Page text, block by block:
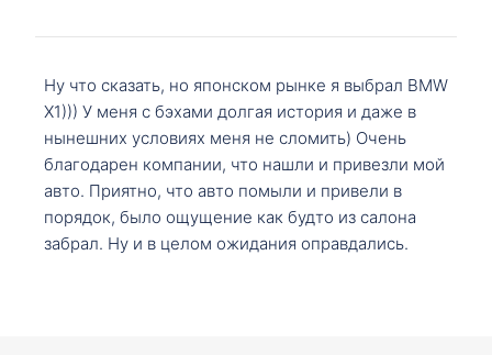
Ну что сказать, но японском рынке я выбрал BMW
X1))) У меня с бэхами долгая история и даже в
нынешних условиях меня не сломить) Очень
благодарен компании, что нашли и привезли мой
авто. Приятно, что авто помыли и привели в
порядок, было ощущение как будто из салона
забрал. Ну и в целом ожидания оправдались.